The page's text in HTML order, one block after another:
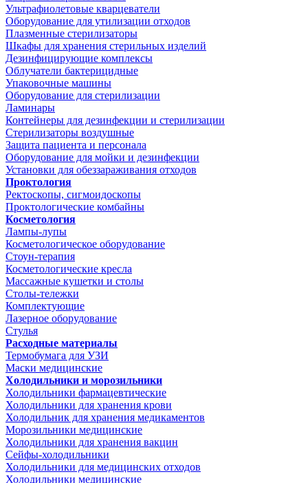
Ультрафиолетовые кварцеватели
Оборудование для утилизации отходов
Плазменные стерилизаторы
Шкафы для хранения стерильных изделий
Дезинфицирующие комплексы
Облучатели бактерицидные
Упаковочные машины
Оборудование для стерилизации
Ламинары
Контейнеры для дезинфекции и стерилизации
Стерилизаторы воздушные
Защита пациента и персонала
Оборудование для мойки и дезинфекции
Установки для обеззараживания отходов
Проктология
Ректоскопы, сигмоидоскопы
Проктологические комбайны
Косметология
Лампы-лупы
Косметологическое оборудование
Стоун-терапия
Косметологические кресла
Массажные кушетки и столы
Столы-тележки
Комплектующие
Лазерное оборудование
Стулья
Расходные материалы
Термобумага для УЗИ
Маски медицинские
Холодильники и морозильники
Холодильники фармацевтические
Холодильники для хранения крови
Холодильник для хранения медикаментов
Морозильники медицинские
Холодильники для хранения вакцин
Сейфы-холодильники
Холодильники для медицинских отходов
Холодильники медицинские